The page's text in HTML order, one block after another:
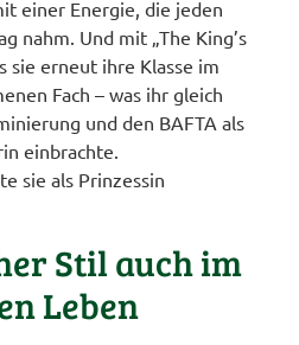
einer Energie, die jeden
nahm. Und mit „The King’s
sie erneut ihre Klasse im
Fach – was ihr gleich
und den BAFTA als
einbrachte.
sie als Prinzessin
Stil auch im
Leben